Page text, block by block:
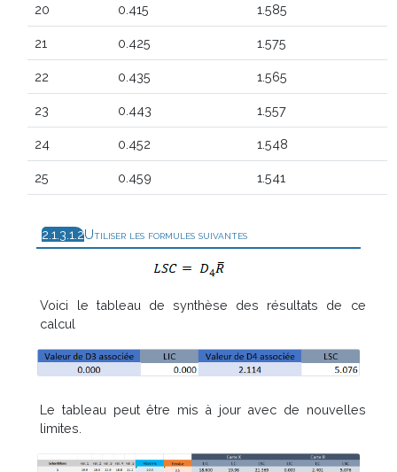
20 0.415 1.585
21 0.425 1.575
22 0.435 1.565
23 0.443 1.557
24 0.452 1.548
25 0.459 1.541
Utiliser les formules suivantes
Voici le tableau de synthèse des résultats de ce
calcul
Le tableau peut être mis à jour avec de nouvelles
limites.